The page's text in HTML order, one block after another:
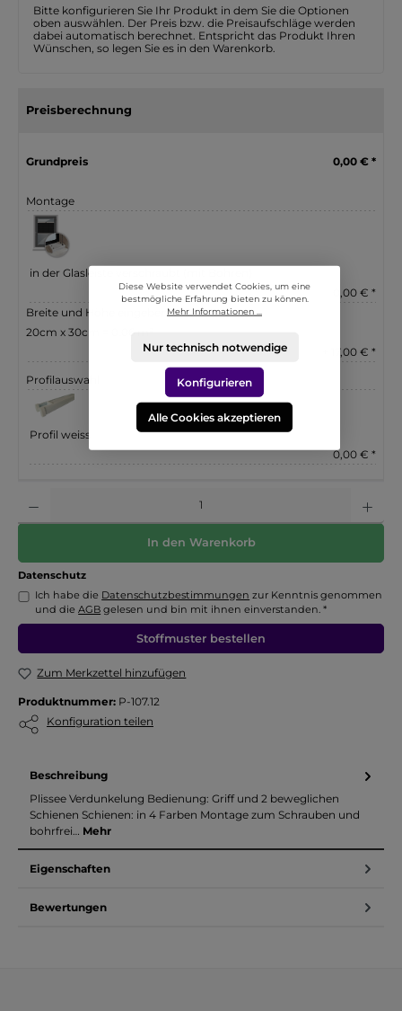
Bitte konfigurieren Sie Ihr Produkt in dem Sie die Optionen
oben auswählen. Der Preis bzw. die Preisaufschläge werden
dabei automatisch berechnet. Entspricht das Produkt Ihren
Wünschen, so legen Sie es in den Warenkorb.
Preisberechnung
Grundpreis 0,00 € *
Montage
in der Glasleiste verschraubt (mit Bohren)
0,00 € *
Breite und Höhe eingeben
20cm x 30cm = 0.06 m²
+ 17,00 € *
Profilauswahl
Profil weiss
0,00 € *
In den Warenkorb
Datenschutz
Ich habe die Datenschutzbestimmungen zur Kenntnis genommen
und dieAGB gelesen und bin mit ihnen einverstanden. *
Stoffmuster bestellen
Zum Merkzettel hinzufügen
Produktnummer: P-107.12
Konfiguration teilen
Beschreibung
Plissee Verdunkelung Bedienung: Griff und 2 beweglichen
Schienen Schienen: in 4 Farben Montage zum Schrauben und
bohrfrei… Mehr
Eigenschaften
Bewertungen
Diese Website verwendet Cookies, um eine
bestmögliche Erfahrung bieten zu können.
Mehr Informationen ...
Nur technisch notwendige
Konfigurieren
Alle Cookies akzeptieren